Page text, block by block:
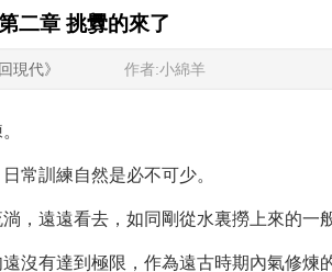
二章 挑釁的來了
現代》 作者:小綿羊
常訓練自然是必不可少。
，遠遠看去，如同剛從水裏撈上來的一般
沒有達到極限，作為遠古時期內氣修煉